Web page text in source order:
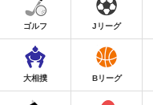
ゴルフ Jリーグ
大相撲 Bリーグ